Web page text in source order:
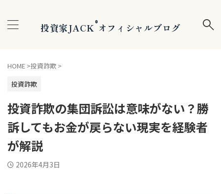
投資家JACK®オフィシャルブログ
HOME >投資詐欺 >
投資詐欺
投資詐欺の集団訴訟は意味がない？勝
訴してもお金が戻らない現実を経験者
が解説
2026年4月3日